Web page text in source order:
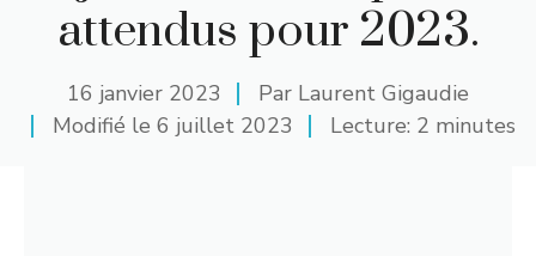
attendus pour 2023.
16 janvier 2023 Par Laurent Gigaudie
Modifié le 6 juillet 2023 Lecture: 2 minutes